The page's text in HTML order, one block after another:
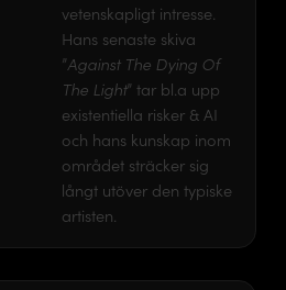
vetenskapligt intresse.
Hans senaste skiva
”Against The Dying Of
The Light” tar bl.a upp
existentiella risker & AI
och hans kunskap inom
området sträcker sig
långt utöver den typiske
artisten.